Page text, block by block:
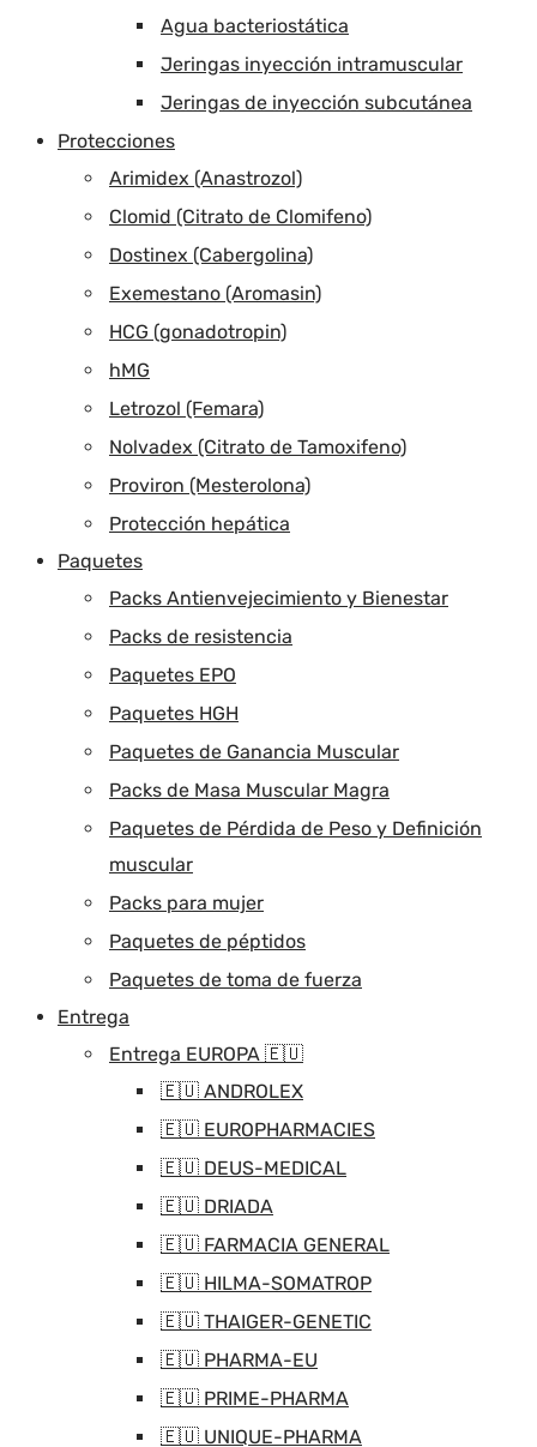
Agua bacteriostática
Jeringas inyección intramuscular
Jeringas de inyección subcutánea
Protecciones
Arimidex (Anastrozol)
Clomid (Citrato de Clomifeno)
Dostinex (Cabergolina)
Exemestano (Aromasin)
HCG (gonadotropin)
hMG
Letrozol (Femara)
Nolvadex (Citrato de Tamoxifeno)
Proviron (Mesterolona)
Protección hepática
Paquetes
Packs Antienvejecimiento y Bienestar
Packs de resistencia
Paquetes EPO
Paquetes HGH
Paquetes de Ganancia Muscular
Packs de Masa Muscular Magra
Paquetes de Pérdida de Peso y Definición
muscular
Packs para mujer
Paquetes de péptidos
Paquetes de toma de fuerza
Entrega
Entrega EUROPA 🇪🇺
🇪🇺 ANDROLEX
🇪🇺 EUROPHARMACIES
🇪🇺 DEUS-MEDICAL
🇪🇺 DRIADA
🇪🇺 FARMACIA GENERAL
🇪🇺 HILMA-SOMATROP
🇪🇺 THAIGER-GENETIC
🇪🇺 PHARMA-EU
🇪🇺 PRIME-PHARMA
🇪🇺 UNIQUE-PHARMA